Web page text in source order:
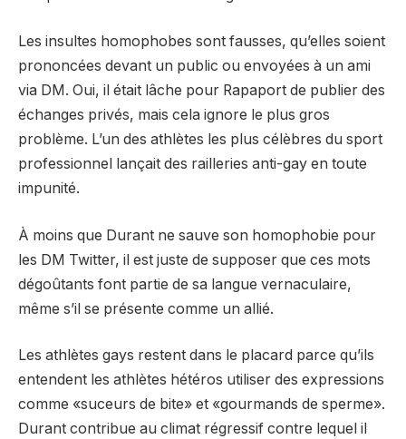
Les insultes homophobes sont fausses, qu’elles soient
prononcées devant un public ou envoyées à un ami
via DM. Oui, il était lâche pour Rapaport de publier des
échanges privés, mais cela ignore le plus gros
problème. L’un des athlètes les plus célèbres du sport
professionnel lançait des railleries anti-gay en toute
impunité.
À moins que Durant ne sauve son homophobie pour
les DM Twitter, il est juste de supposer que ces mots
dégoûtants font partie de sa langue vernaculaire,
même s’il se présente comme un allié.
Les athlètes gays restent dans le placard parce qu’ils
entendent les athlètes hétéros utiliser des expressions
comme «suceurs de bite» et «gourmands de sperme».
Durant contribue au climat régressif contre lequel il